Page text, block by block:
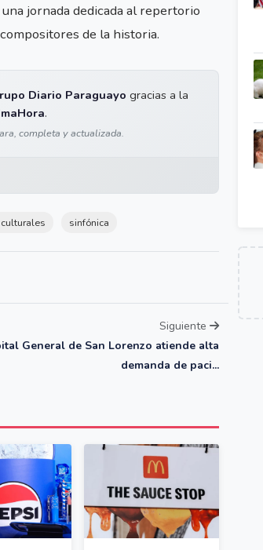
jornada dedicada al repertorio
de la historia.
Diario Paraguayo gracias a la
.
completa y actualizada.
sinfónica
Siguiente
General de San Lorenzo atiende alta
demanda de paci...